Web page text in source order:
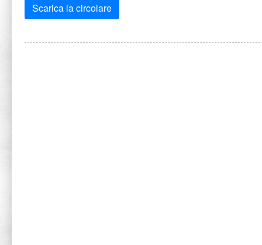
Scarica la circolare